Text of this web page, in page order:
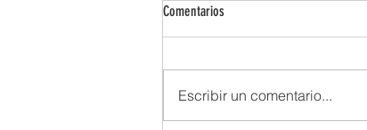
Comentarios
Escribir un comentario...